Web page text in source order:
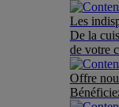
Les
De la
de votre
Offre